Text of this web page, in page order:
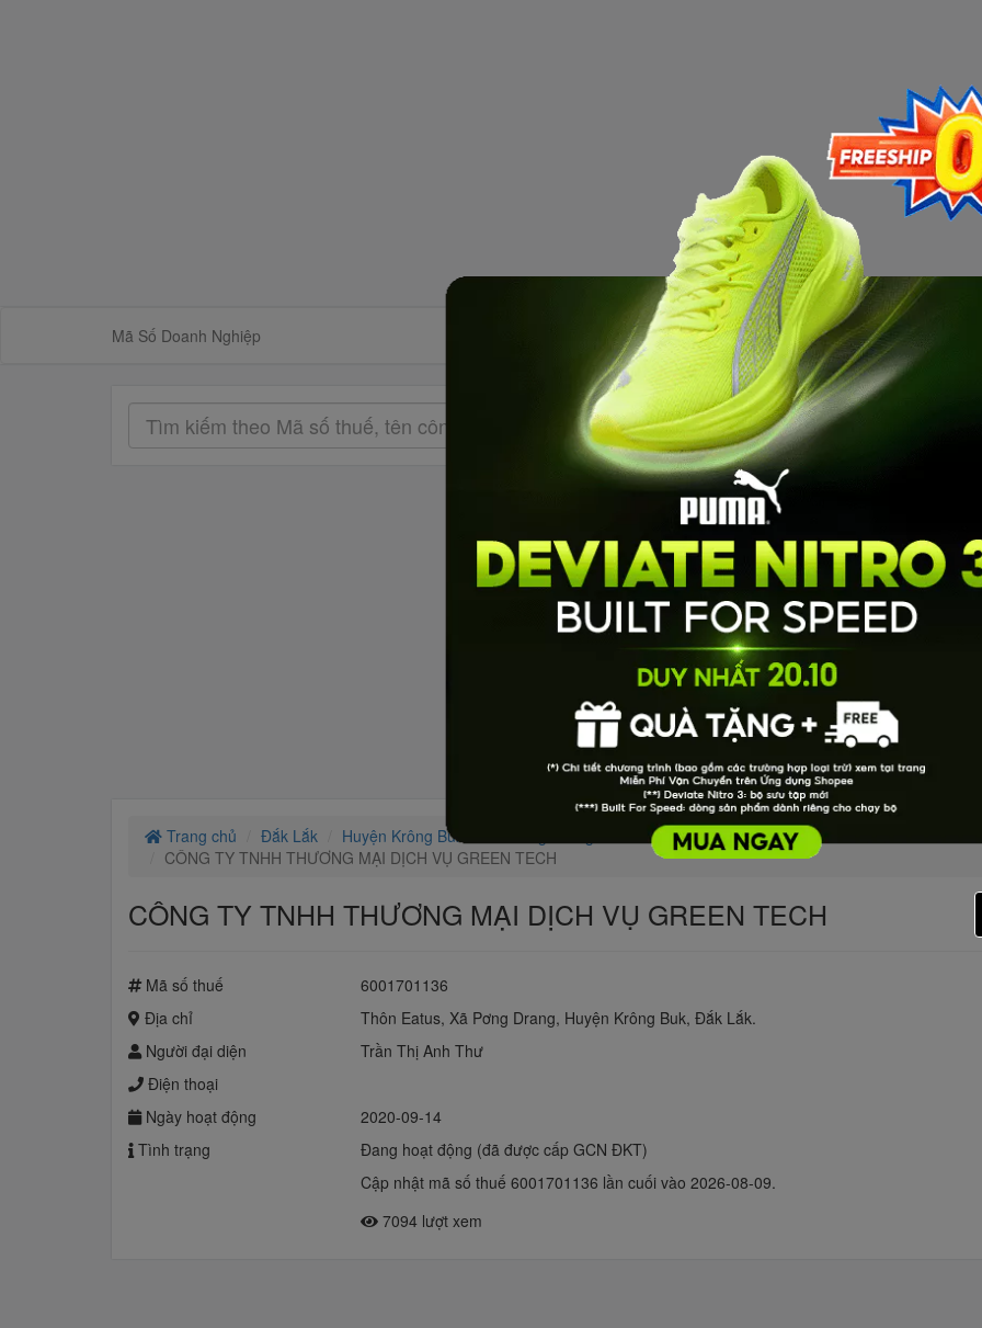
Mã Số Doanh Nghiệp
Trang chủ Đắk Lắk Huyện Krông Buk
CÔNG TY TNHH THƯƠNG MẠI DỊCH VỤ GREEN TECH
CÔNG TY TNHH THƯƠNG MẠI DỊCH VỤ GREEN TECH
Mã số thuế
6001701136
Địa chỉ
Thôn Eatus, Xã Pơng Drang, Huyện Krông Buk, Đắk Lắk.
Người đại diện
Trần Thị Anh Thư
Điện thoại
Ngày hoạt động
2020-09-14
Tình trạng
Đang hoạt động (đã được cấp GCN ĐKT)
Cập nhật mã số thuế 6001701136 lần cuối vào 2026-08-09.
7094 lượt xem